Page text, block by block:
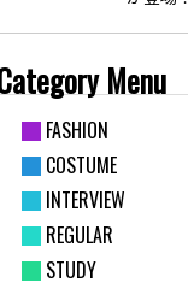
Menu
FASHION
COSTUME
INTERVIEW
REGULAR
STUDY